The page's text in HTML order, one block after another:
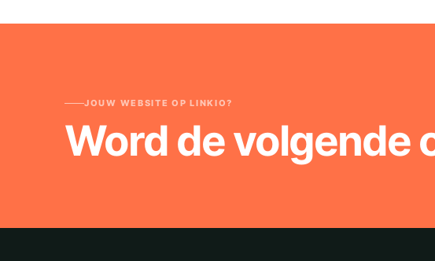
JOUW WEBSITE OP LINKIO?
Word de volgende